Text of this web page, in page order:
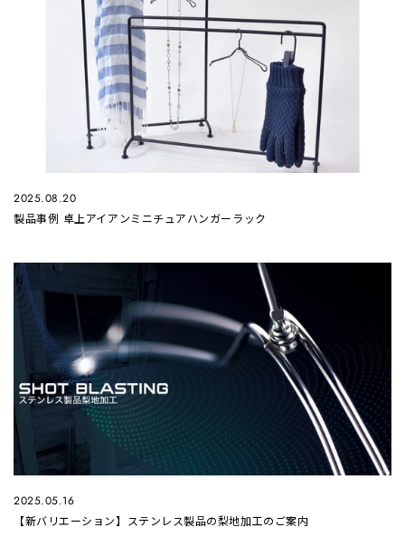
2025.08.20
製品事例 卓上アイアンミニチュアハンガーラック
2025.05.16
【新バリエーション】ステンレス製品の梨地加工のご案内